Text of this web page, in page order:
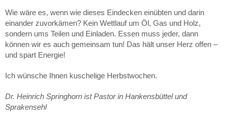
Wie wäre es, wenn wie dieses Eindecken einübten und darin
einander zuvorkämen? Kein Wettlauf um Öl, Gas und Holz,
sondern ums Teilen und Einladen. Essen muss jeder, dann
können wir es auch gemeinsam tun! Das hält unser Herz offen –
und spart Energie!
Ich wünsche Ihnen kuschelige Herbstwochen.
Dr. Heinrich Springhorn ist Pastor in Hankensbüttel und
Sprakensehl